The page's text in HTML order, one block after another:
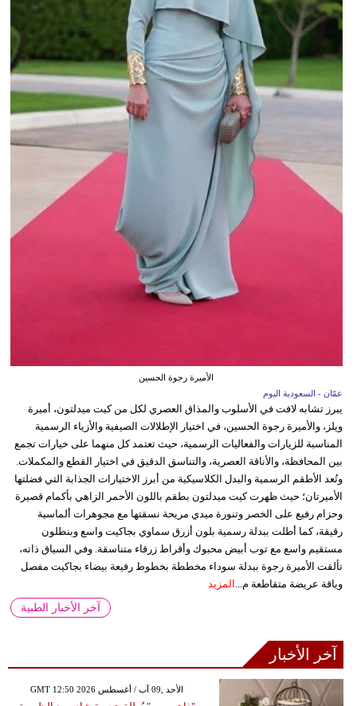
الأميرة رجوة الحسين
عمّان - السعودية اليوم
يبرز تشابه لافت في الأسلوب والمذاق العصري لكل من كيت ميدلتون، أميرة
ويلز، والأميرة رجوة الحسين، في اختيار الإطلالات الصيفية والأزياء الرسمية
المناسبة للزيارات والفعاليات الرسمية، حيث تعتمد كل منهما على خيارات تجمع
بين المحافظة، والأناقة العصرية، والتناسق الدقيق في اختيار القطع والمكملات.
وتُعد الأطقم الرسمية والبدل الكلاسيكية من أبرز الاختيارات الجذابة التي فضلتها
الأميرتان؛ حيث ظهرت كيت ميدلتون بطقم باللون الأحمر الزاهي بأكمام قصيرة
وحزام رفيع على الخصر وتنورة ميدي مريحة نسقتها مع مجوهرات ألماسية
رقيقة، كما أطلت ببدلة رسمية بلون أزرق سماوي بجاكيت واسع وبنطلون
مستقيم واسع مع توب أبيض محبوك وأقراط زرقاء متناسقة. وفي السياق ذاته،
تألقت الأميرة رجوة ببدلة سوداء مخططة بخطوط رفيعة بيضاء بجاكيت مفصل
وياقة عريضة متقاطعة م... المزيد
آخر الأخبار الطبية
آخر الأخبار
GMT 12:50 2026 الأحد ,09 آب / أغسطس